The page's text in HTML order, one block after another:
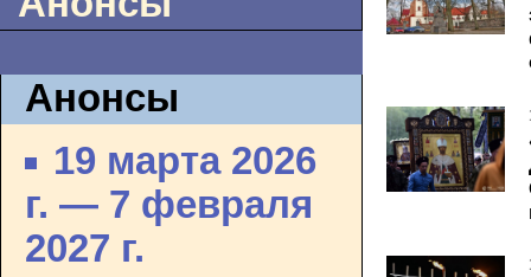
Анонсы
19 марта 2026
г. — 7 февраля
2027 г.